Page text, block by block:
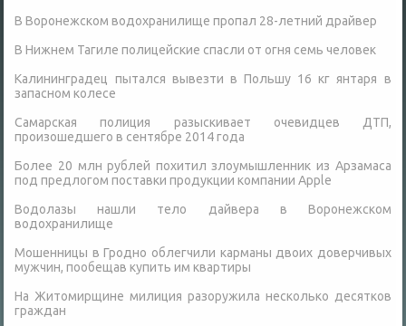
В Воронежском водохранилище пропал 28-летний драйвер
В Нижнем Тагиле полицейские спасли от огня семь человек
Калининградец пытался вывезти в Польшу 16 кг янтаря в
запасном колесе
Самарская полиция разыскивает очевидцев ДТП,
произошедшего в сентябре 2014 года
Более 20 млн рублей похитил злоумышленник из Арзамаса
под предлогом поставки продукции компании Аpple
Водолазы нашли тело дайвера в Воронежском
водохранилище
Мошенницы в Гродно облегчили карманы двоих доверчивых
мужчин, пообещав купить им квартиры
На Житомирщине милиция разоружила несколько десятков
граждан